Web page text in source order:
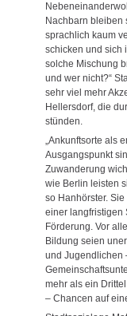
Nachbarn bleiben
sprachlich kaum
schicken und sich
solche Mischung
und wer nicht?“
sehr viel mehr
Hellersdorf, die
stünden.
„Ankunftsorte als
Ausgangspunkt
Zuwanderung
wie Berlin leisten
so Hanhörster.
einer langfristigen
Förderung. Vor
Bildung seien
und Jugendlichen
mehr als ein
– Chancen auf